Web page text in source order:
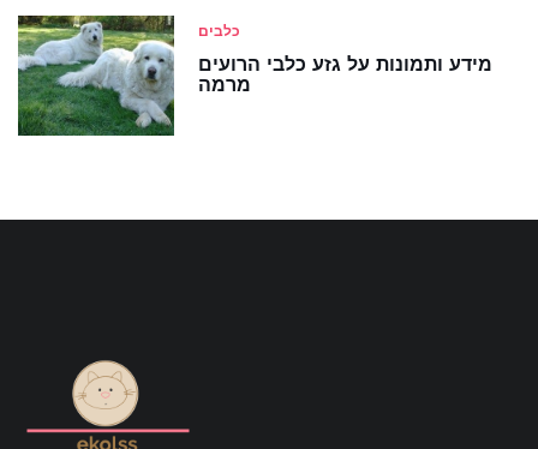
כלבים
מידע ותמונות על גזע כלבי הרועים
מרמה